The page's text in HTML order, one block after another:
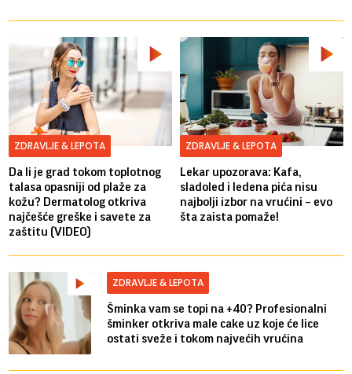
ZDRAVLJE & LEPOTA
Da li je grad tokom toplotnog
talasa opasniji od plaže za
kožu? Dermatolog otkriva
najčešće greške i savete za
zaštitu (VIDEO)
ZDRAVLJE & LEPOTA
Lekar upozorava: Kafa,
sladoled i ledena pića nisu
najbolji izbor na vrućini – evo
šta zaista pomaže!
ZDRAVLJE & LEPOTA
Šminka vam se topi na +40? Profesionalni
šminker otkriva male cake uz koje će lice
ostati sveže i tokom najvećih vrućina